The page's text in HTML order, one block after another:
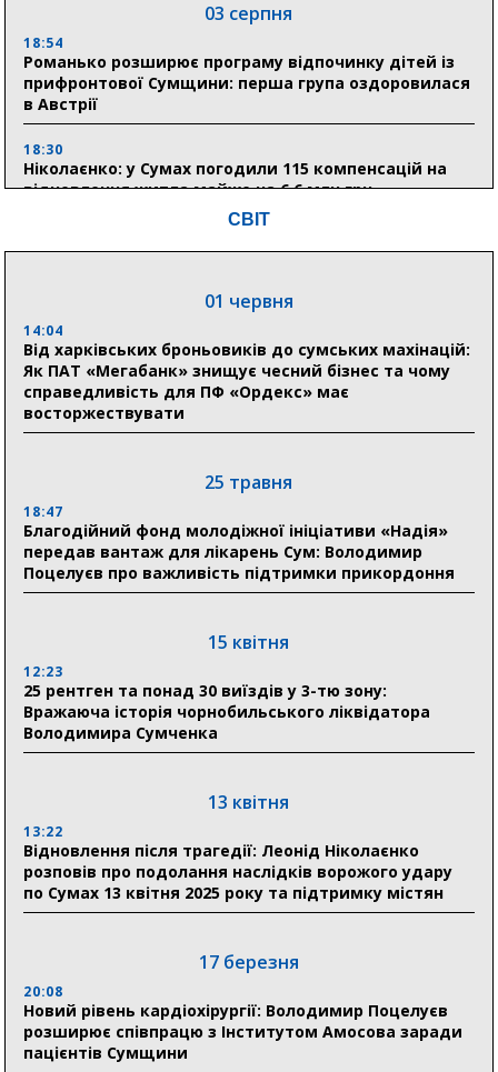
03 серпня
18:54
Романько розширює програму відпочинку дітей із
прифронтової Сумщини: перша група оздоровилася
в Австрії
18:30
Ніколаєнко: у Сумах погодили 115 компенсацій на
відновлення житла майже на 6,6 млн грн
31 липня
До 19 400 гривень на паливо: Пенсійний фонд
Сумщини пояснив, як отримати допомогу на зиму
17:52
«Укрексімбанк» припиняє виплату пенсій: у
Пенсійному фонді Сумщини пояснили, що робити
людям
Артем Кобзар вручив родинам 20 полеглих Героїв
відзнаки «Почесного громадянина міста Суми»
30 липня
Сумська клінічна лікарня Святого Пантелеймона
18:33
Олексій Романько долучився до обговорення Плану
стійкості Сумщини з Прем’єр-міністром
Місто посилює міжнародну співпрацю: Суми
отримали 12 потужних станцій для Пунктів обігріву
29 липня
побутову техніку для комфорту пацієнтів
СВІТ
01 червня
14:04
Від харківських броньовиків до сумських махінацій:
Як ПАТ «Мегабанк» знищує чесний бізнес та чому
справедливість для ПФ «Ордекс» має
восторжествувати
25 травня
18:47
Благодійний фонд молодіжної ініціативи «Надія»
передав вантаж для лікарень Сум: Володимир
Поцелуєв про важливість підтримки прикордоння
15 квітня
12:23
25 рентген та понад 30 виїздів у 3-тю зону:
Вражаюча історія чорнобильського ліквідатора
Володимира Сумченка
13 квітня
13:22
Відновлення після трагедії: Леонід Ніколаєнко
розповів про подолання наслідків ворожого удару
по Сумах 13 квітня 2025 року та підтримку містян
17 березня
20:08
Новий рівень кардіохірургії: Володимир Поцелуєв
розширює співпрацю з Інститутом Амосова заради
пацієнтів Сумщини